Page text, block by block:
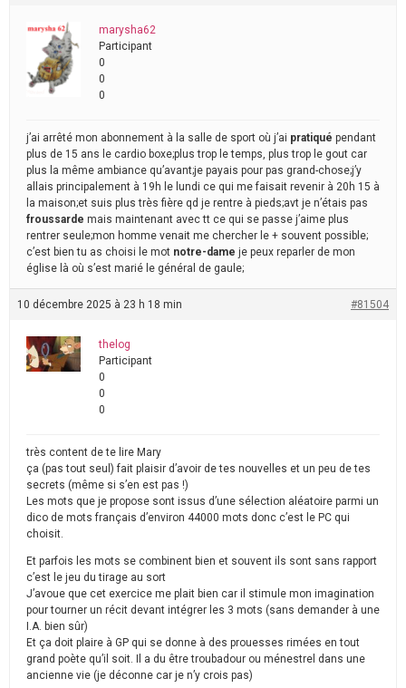
marysha62
Participant
0
0
0
j’ai arrêté mon abonnement à la salle de sport où j’ai pratiqué pendant
plus de 15 ans le cardio boxe;plus trop le temps, plus trop le gout car
plus la même ambiance qu’avant;je payais pour pas grand-chose;j’y
allais principalement à 19h le lundi ce qui me faisait revenir à 20h 15 à
la maison;et suis plus très fière qd je rentre à pieds;avt je n’étais pas
froussarde mais maintenant avec tt ce qui se passe j’aime plus
rentrer seule;mon homme venait me chercher le + souvent possible;
c’est bien tu as choisi le mot notre-dame je peux reparler de mon
église là où s’est marié le général de gaule;
10 décembre 2025 à 23 h 18 min #81504
thelog
Participant
0
0
0
très content de te lire Mary
ça (pas tout seul) fait plaisir d’avoir de tes nouvelles et un peu de tes
secrets (même si s’en est pas !)
Les mots que je propose sont issus d’une sélection aléatoire parmi un
dico de mots français d’environ 44000 mots donc c’est le PC qui
choisit.
Et parfois les mots se combinent bien et souvent ils sont sans rapport
c’est le jeu du tirage au sort
J’avoue que cet exercice me plait bien car il stimule mon imagination
pour tourner un récit devant intégrer les 3 mots (sans demander à une
I.A. bien sûr)
Et ça doit plaire à GP qui se donne à des prouesses rimées en tout
grand poète qu’il soit. Il a du être troubadour ou ménestrel dans une
ancienne vie (je déconne car je n’y crois pas)